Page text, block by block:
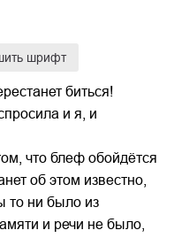
шрифт
биться!
и я, и
что блеф обойдётся
об этом известно,
то ни было из
и речи не было,